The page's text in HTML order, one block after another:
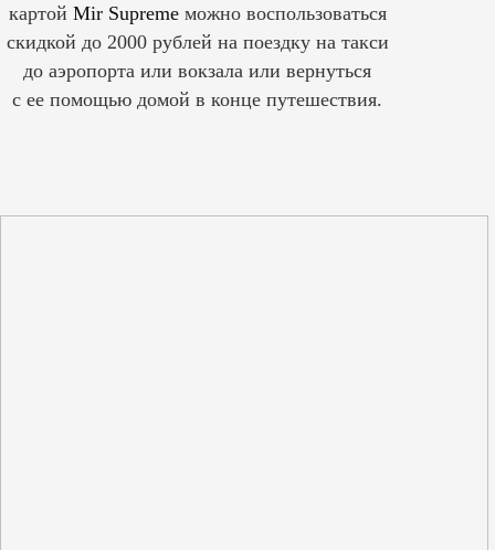
картой Mir Supreme можно воспользоваться
скидкой до 2000 рублей на поездку на такси
до аэропорта или вокзала или вернуться
с ее помощью домой в конце путешествия.